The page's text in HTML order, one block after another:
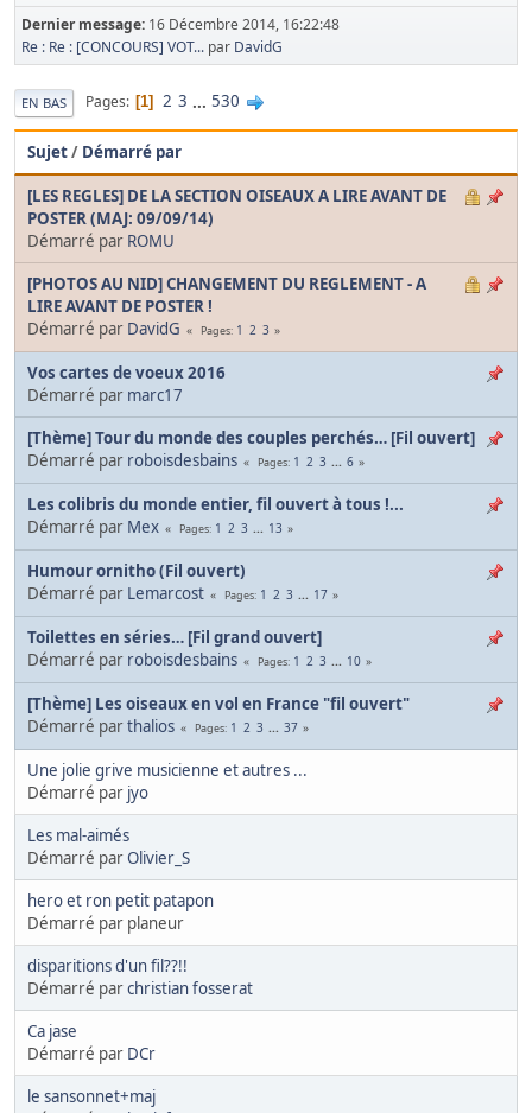
Dernier message: 16 Décembre 2014, 16:22:48
Re : Re : [CONCOURS] VOT... par DavidG
EN BAS Pages 1 2 3 ... 530
Sujet/ Démarré par
[LES REGLES] DE LA SECTION OISEAUX A LIRE AVANT DE
POSTER (MAJ: 09/09/14)
Démarré par ROMU
[PHOTOS AU NID] CHANGEMENT DU REGLEMENT - A
LIRE AVANT DE POSTER !
Démarré par DavidG Pages 1 2 3
Vos cartes de voeux 2016
Démarré par marc17
[Thème] Tour du monde des couples perchés… [Fil ouvert]
Démarré par roboisdesbains Pages 1 2 3 ... 6
Les colibris du monde entier, fil ouvert à tous !...
Démarré par Mex Pages 1 2 3 ... 13
Humour ornitho (Fil ouvert)
Démarré par Lemarcost Pages 1 2 3 ... 17
Toilettes en séries… [Fil grand ouvert]
Démarré par roboisdesbains Pages 1 2 3 ... 10
[Thème] Les oiseaux en vol en France "fil ouvert"
Démarré parthalios Pages 1 2 3 ... 37
Une jolie grive musicienne et autres ...
Démarré par jyo
Les mal-aimés
Démarré parOlivier_S
hero et ron petit patapon
Démarré par planeur
disparitions d'un fil??!!
Démarré parchristian fosserat
Ca jase
Démarré par DCr
le sansonnet+maj